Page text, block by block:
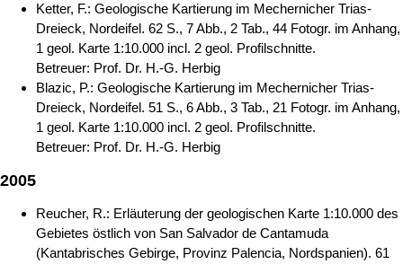
Ketter, F.: Geologische Kartierung im Mechernicher Trias-
Dreieck, Nordeifel. 62 S., 7 Abb., 2 Tab., 44 Fotogr. im Anhang,
1 geol. Karte 1:10.000 incl. 2 geol. Profilschnitte.
Betreuer: Prof. Dr. H.-G. Herbig
Blazic, P.: Geologische Kartierung im Mechernicher Trias-
Dreieck, Nordeifel. 51 S., 6 Abb., 3 Tab., 21 Fotogr. im Anhang,
1 geol. Karte 1:10.000 incl. 2 geol. Profilschnitte.
Betreuer: Prof. Dr. H.-G. Herbig
2005
Reucher, R.: Erläuterung der geologischen Karte 1:10.000 des
Gebietes östlich von San Salvador de Cantamuda
(Kantabrisches Gebirge, Provinz Palencia, Nordspanien). 61